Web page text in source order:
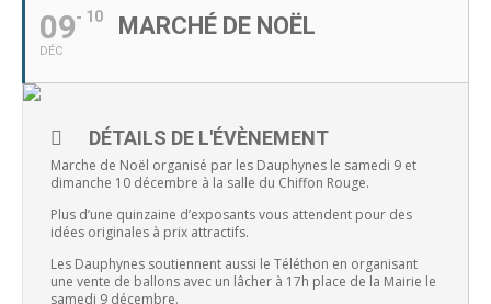
Vie Pratique
Services
Sports Loisirs et Culture
09
DÉC
10 MARCHÉ DE NOËL
DÉTAILS DE L'ÉVÈNEMENT
Marche de Noël organisé par les Dauphynes le samedi 9 et
dimanche 10 décembre à la salle du Chiffon Rouge.
Plus d’une quinzaine d’exposants vous attendent pour des
idées originales à prix attractifs.
Les Dauphynes soutiennent aussi le Téléthon en organisant
une vente de ballons avec un lâcher à 17h place de la Mairie le
samedi 9 décembre.